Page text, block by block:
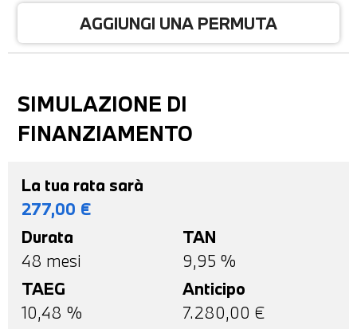
AGGIUNGI UNA PERMUTA
SIMULAZIONE DI
FINANZIAMENTO
La tua rata sarà
277,00 €
Durata
48 mesi
TAN
9,95 %
TAEG
10,48 %
Anticipo
7.280,00 €